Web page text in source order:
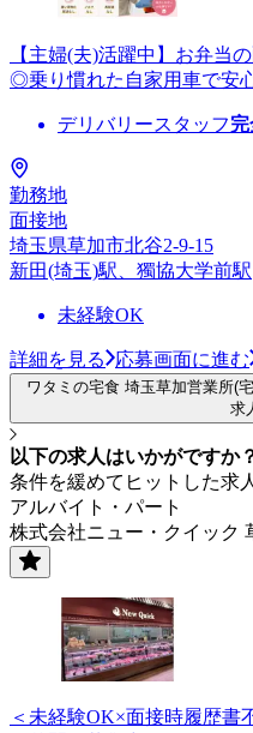
【主婦(夫)活躍中】お弁当
◎乗り慣れた自家用車で安
デリバリースタッフ
勤務地
面接地
埼玉県草加市北谷2-9-15
新田(埼玉)駅、獨協大学前駅
未経験OK
詳細を見る 応募画面に進む
ワタミの宅食 埼玉草加営業所(
求
以下の求人はいかがですか
条件を緩めてヒットした求
アルバイト・パート
株式会社ニュー・クイック
＜未経験OK×面接時履歴書